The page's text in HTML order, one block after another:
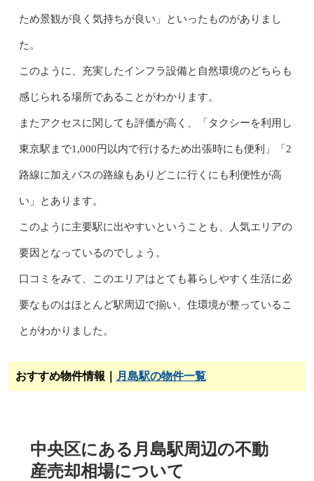
ため景観が良く気持ちが良い」といったものがありまし
た。
このように、充実したインフラ設備と自然環境のどちらも
感じられる場所であることがわかります。
またアクセスに関しても評価が高く、「タクシーを利用し
東京駅まで1,000円以内で行けるため出張時にも便利」「2
路線に加えバスの路線もありどこに行くにも利便性が高
い」とあります。
このように主要駅に出やすいということも、人気エリアの
要因となっているのでしょう。
口コミをみて、このエリアはとても暮らしやすく生活に必
要なものはほとんど駅周辺で揃い、住環境が整っているこ
とがわかりました。
おすすめ物件情報｜ 月島駅の物件一覧
中央区にある月島駅周辺の不動
産売却相場について